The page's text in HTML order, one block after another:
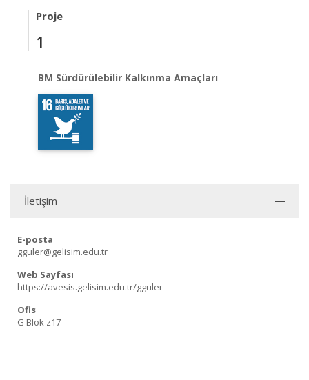
Proje
1
BM Sürdürülebilir Kalkınma Amaçları
İletişim
E-posta
gguler@gelisim.edu.tr
Web Sayfası
https://avesis.gelisim.edu.tr/gguler
Ofis
G Blok z17